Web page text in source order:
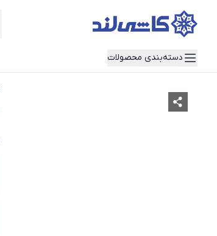
دسته‌بندی محصولات